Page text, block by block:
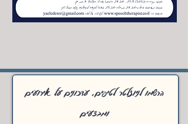
הרשמו לניוזלטר לטיפים, עדכונים על אירועים
ומבצעים